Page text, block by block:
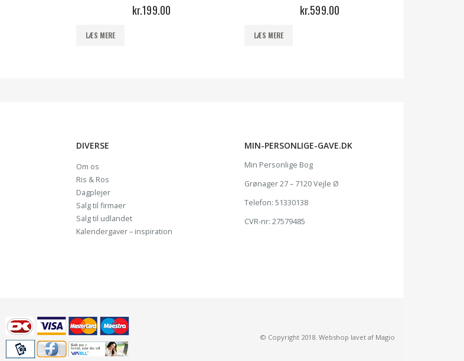
kr.199.00
LÆS MERE
kr.599.00
LÆS MERE
DIVERSE
Om os
Ris & Ros
Dagplejer
Salg til firmaer
Salg til udlandet
Kalendergaver – inspiration
MIN-PERSONLIGE-GAVE.DK
Min Personlige Bog
Grønager 27 – 7120 Vejle Ø
Telefon: 51330138
CVR-nr: 27579485
© Copyright 2018. Webshop lavet af Magio